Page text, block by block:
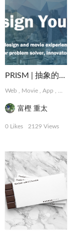
PRISM | 抽象的な難題に取り組むデザインコレクティブ
Web Movie App
富樫 重太
0 Likes 2129 Views